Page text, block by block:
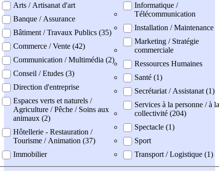
Arts / Artisanat d'art
Banque / Assurance
Bâtiment / Travaux Publics (35)
Commerce / Vente (42)
Communication / Multimédia (2)
Conseil / Etudes (3)
Direction d'entreprise
Espaces verts et naturels /
Agriculture / Pêche / Soins aux
animaux (2)
Hôtellerie - Restauration /
Tourisme / Animation (37)
Immobilier
Informatique /
Télécommunication
Installation / Maintenance
Marketing / Stratégie
commerciale
Ressources Humaines
Santé (1)
Secrétariat / Assistanat (1)
Services à la personne / à la
collectivité (204)
Spectacle (1)
Sport
Transport / Logistique (1)